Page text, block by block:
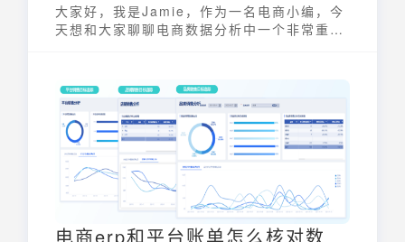
大家好，我是Jamie，作为一名电商小编，今
天想和大家聊聊电商数据分析中一个非常重要
握这些概念对于我们分析店铺流量，制定运营
策略至关重要。 这篇文章，我就来详细解读电
商独立访客UV指标，以及它与PV的区别，希
望能帮助大家更好地理解和运用电商数据。
电商erp和平台账单怎么核对数